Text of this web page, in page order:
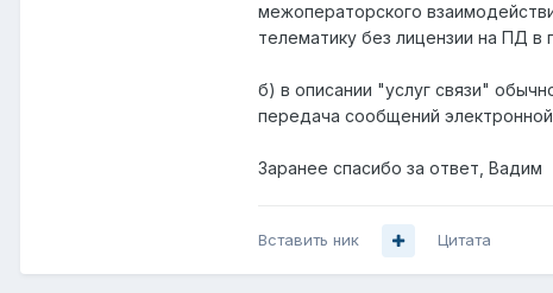
межоператорского
телематику без лицензии на ПД
б) в описании "услуг связи"
передача сообщений
Заранее спасибо за ответ, Вадим
Вставить ник Цитата